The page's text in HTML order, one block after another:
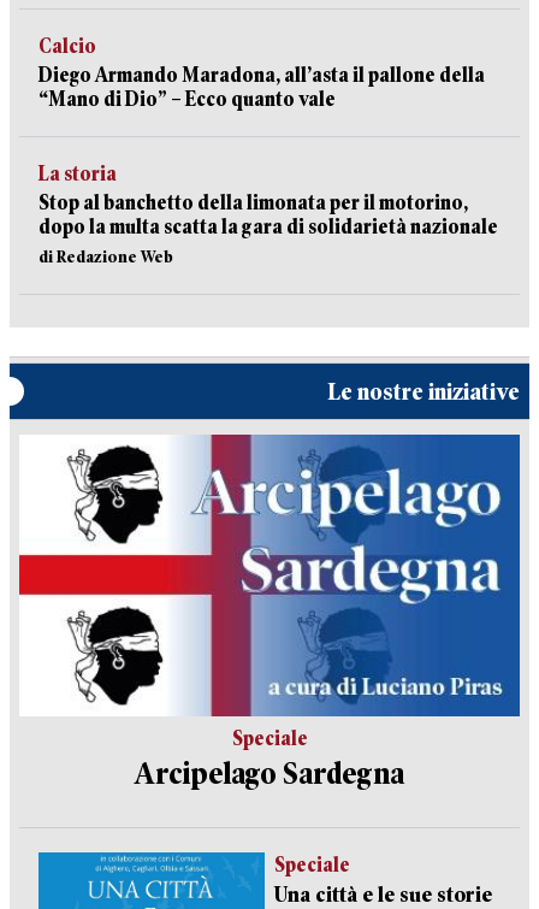
Calcio
Diego Armando Maradona, all’asta il pallone della
“Mano di Dio” – Ecco quanto vale
La storia
Stop al banchetto della limonata per il motorino,
dopo la multa scatta la gara di solidarietà nazionale
di Redazione Web
Le nostre iniziative
Speciale
Arcipelago Sardegna
Speciale
Una città e le sue storie